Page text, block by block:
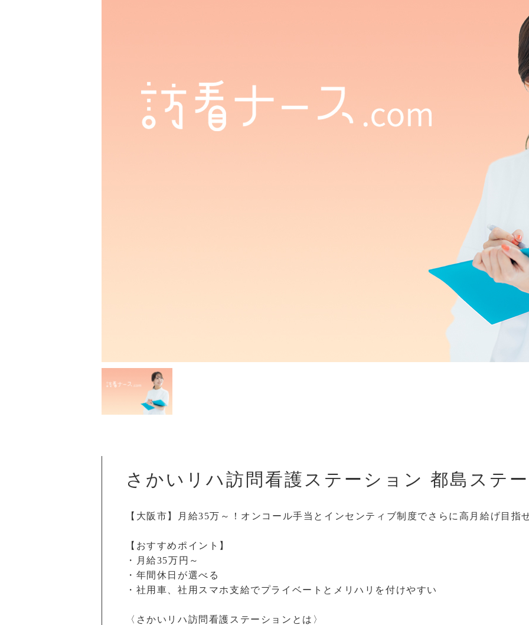
さかいリハ訪問看護ステーション 都島ステ
【大阪市】月給35万～！オンコール手当とインセンティブ制度でさらに高月給げ目指
【おすすめポイント】
・月給35万円～
・年間休日が選べる
・社用車、社用スマホ支給でプライベートとメリハリを付けやすい
〈さかいリハ訪問看護ステーションとは〉